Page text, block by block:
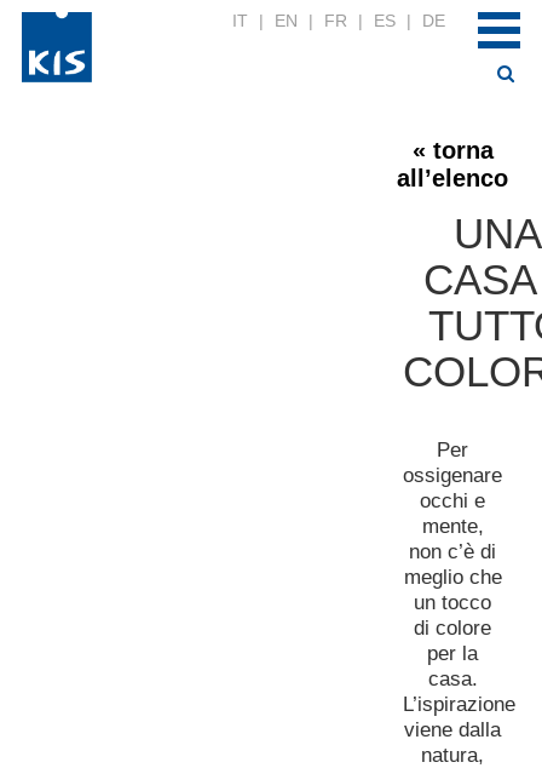
IT | EN | FR | ES | DE
« torna
all’elenco
UNA
Per
ossigenare
occhi e
mente,
non c’è di
meglio che
un tocco
di colore
per la
casa.
L’ispirazione
viene dalla
natura,